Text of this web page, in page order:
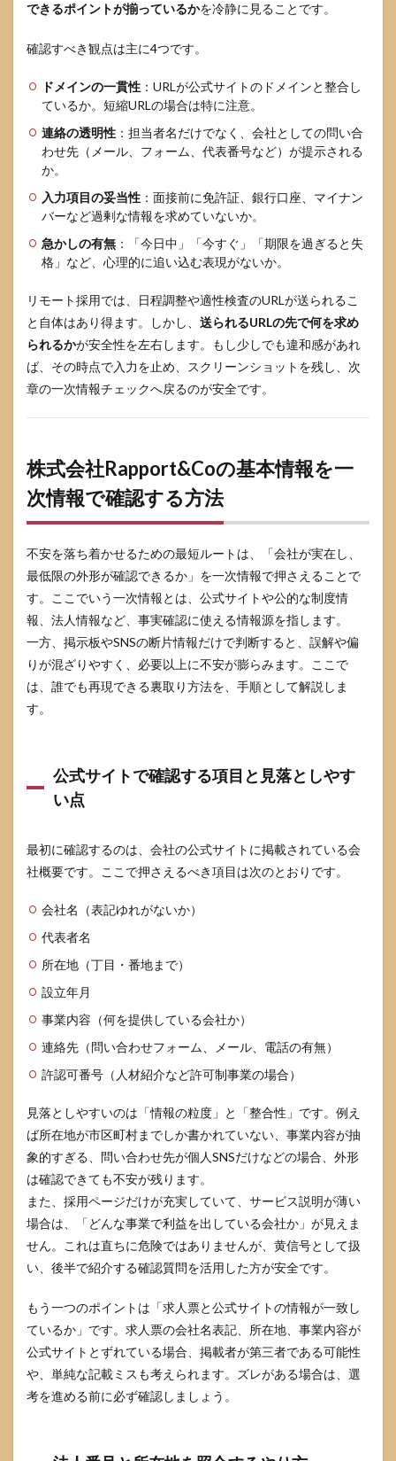
奨ア
ョ
6.4
応募
前チ
ェッ
クリ
スト
7
FAQ
できるポイントが揃っているかを冷静に見ることです。
確認すべき観点は主に4つです。
ドメインの一貫性 ：URLが公式サイトのドメインと整合し
ているか。短縮URLの場合は特に注意。
連絡の透明性 ：担当者名だけでなく、会社としての問い合
わせ先（メール、フォーム、代表番号など）が提示される
か。
入力項目の妥当性 ：面接前に免許証、銀行口座、マイナン
バーなど過剰な情報を求めていないか。
急かしの有無 ：「今日中」「今すぐ」「期限を過ぎると失
格」など、心理的に追い込む表現がないか。
リモート採用では、日程調整や適性検査のURLが送られるこ
と自体はあり得ます。しかし、 送られるURLの先で何を求め
られるかが安全性を左右します。もし少しでも違和感があれ
ば、その時点で入力を止め、スクリーンショットを残し、次
章の一次情報チェックへ戻るのが安全です。
株式会社Rapport&Coの基本情報を一
次情報で確認する方法
不安を落ち着かせるための最短ルートは、「会社が実在し、
最低限の外形が確認できるか」を一次情報で押さえることで
す。ここでいう一次情報とは、公式サイトや公的な制度情
報、法人情報など、事実確認に使える情報源を指します。
一方、掲示板やSNSの断片情報だけで判断すると、誤解や偏
りが混ざりやすく、必要以上に不安が膨らみます。ここで
は、誰でも再現できる裏取り方法を、手順として解説しま
す。
公式サイトで確認する項目と見落としやす
い点
最初に確認するのは、会社の公式サイトに掲載されている会
社概要です。ここで押さえるべき項目は次のとおりです。
会社名（表記ゆれがないか）
代表者名
所在地（丁目・番地まで）
設立年月
事業内容（何を提供している会社か）
連絡先（問い合わせフォーム、メール、電話の有無）
許認可番号（人材紹介など許可制事業の場合）
見落としやすいのは「情報の粒度」と「整合性」です。例え
ば所在地が市区町村までしか書かれていない、事業内容が抽
象的すぎる、問い合わせ先が個人SNSだけなどの場合、外形
は確認できても不安が残ります。
また、採用ページだけが充実していて、サービス説明が薄い
場合は、「どんな事業で利益を出している会社か」が見えま
せん。これは直ちに危険ではありませんが、黄信号として扱
い、後半で紹介する確認質問を活用した方が安全です。
もう一つのポイントは「求人票と公式サイトの情報が一致し
ているか」です。求人票の会社名表記、所在地、事業内容が
公式サイトとずれている場合、掲載者が第三者である可能性
や、単純な記載ミスも考えられます。ズレがある場合は、選
考を進める前に必ず確認しましょう。